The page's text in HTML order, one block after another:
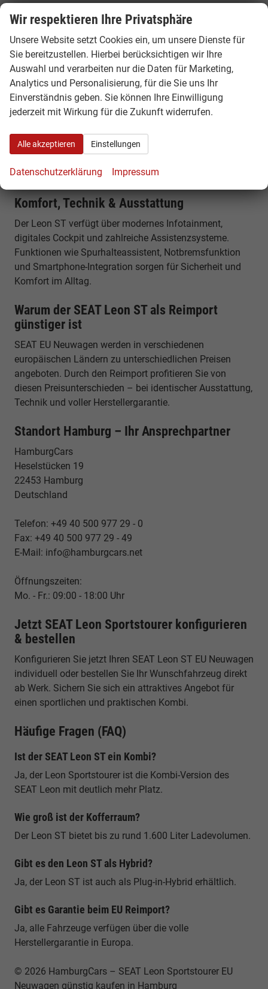
Verbrauchswerten.
SEAT Leon ST 4Drive (Allrad)
Allradversion für maximale Traktion und Sicherheit bei
allen Bedingungen.
Platzangebot & Kofferraum
Der SEAT Leon Sportstourer bietet ein
Kofferraumvolumen von etwa 620 Litern, das sich auf
bis zu rund 1.600 Liter erweitern lässt. Mit einer Länge
Reisen und Alltag.
Komfort, Technik & Ausstattung
Der Leon ST verfügt über modernes Infotainment,
digitales Cockpit und zahlreiche Assistenzsysteme.
Funktionen wie Spurhalteassistent, Notbremsfunktion
und Smartphone-Integration sorgen für Sicherheit und
Komfort im Alltag.
Warum der SEAT Leon ST als Reimport
günstiger ist
SEAT EU Neuwagen werden in verschiedenen
europäischen Ländern zu unterschiedlichen Preisen
angeboten. Durch den Reimport profitieren Sie von
diesen Preisunterschieden – bei identischer Ausstattung,
Technik und voller Herstellergarantie.
Standort Hamburg – Ihr Ansprechpartner
HamburgCars
Heselstücken 19
22453 Hamburg
Deutschland
Telefon: +49 40 500 977 29 - 0
Fax: +49 40 500 977 29 - 49
E-Mail: info@hamburgcars.net
Öffnungszeiten:
Mo. - Fr.: 09:00 - 18:00 Uhr
Jetzt SEAT Leon Sportstourer konfigurieren
& bestellen
Konfigurieren Sie jetzt Ihren SEAT Leon ST EU Neuwagen
individuell oder bestellen Sie Ihr Wunschfahrzeug direkt
ab Werk. Sichern Sie sich ein attraktives Angebot für
einen sportlichen und praktischen Kombi.
Häufige Fragen (FAQ)
Ist der SEAT Leon ST ein Kombi?
Ja, der Leon Sportstourer ist die Kombi-Version des
SEAT Leon mit deutlich mehr Platz.
Wie groß ist der Kofferraum?
Der Leon ST bietet bis zu rund 1.600 Liter Ladevolumen.
Gibt es den Leon ST als Hybrid?
Ja, der Leon ST ist auch als Plug-in-Hybrid erhältlich.
Gibt es Garantie beim EU Reimport?
Ja, alle Fahrzeuge verfügen über die volle
Herstellergarantie in Europa.
© 2026 HamburgCars – SEAT Leon Sportstourer EU
Neuwagen günstig kaufen in Hamburg
Wir respektieren Ihre Privatsphäre
Unsere Website setzt Cookies ein, um unsere Dienste für
Sie bereitzustellen. Hierbei berücksichtigen wir Ihre
Auswahl und verarbeiten nur die Daten für Marketing,
Analytics und Personalisierung, für die Sie uns Ihr
Einverständnis geben. Sie können Ihre Einwilligung
jederzeit mit Wirkung für die Zukunft widerrufen.
Alle akzeptieren Einstellungen
Datenschutzerklärung Impressum